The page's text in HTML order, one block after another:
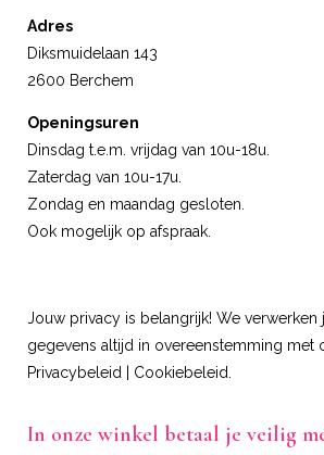
Adres
Diksmuidelaan 143
2600 Berchem
Openingsuren
Dinsdag t.e.m. vrijdag van 10u-18u.
Zaterdag van 10u-17u.
Zondag en maandag gesloten.
Ook mogelijk op afspraak.
Jouw privacy is belangrijk! We verwerken
gegevens altijd in overeenstemming met
Privacybeleid
Cookiebeleid
In onze winkel betaal je veilig